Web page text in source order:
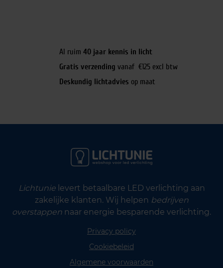
Al ruim 40 jaar kennis in licht
Gratis verzending vanaf €125 excl btw
Deskundig lichtadvies op maat
Lichtunielevert betaalbare LED verlichting aan
zakelijke klanten. Wij helpen bedrijven
overstappen naar energie besparende verlichting.
Privacy policy
Cookiebeleid
Algemene voorwaarden